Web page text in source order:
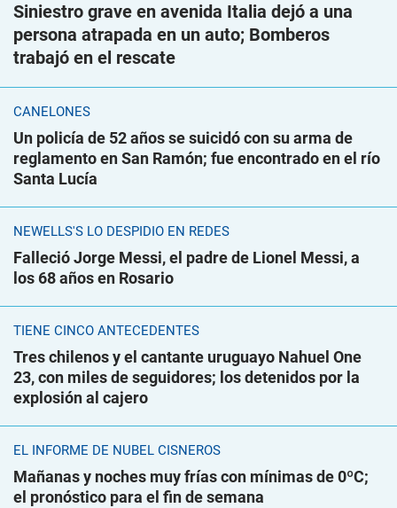
Siniestro grave en avenida Italia dejó a una
persona atrapada en un auto; Bomberos
trabajó en el rescate
CANELONES
Un policía de 52 años se suicidó con su arma de
reglamento en San Ramón; fue encontrado en el río
Santa Lucía
NEWELLS'S LO DESPIDIÓ EN REDES
Falleció Jorge Messi, el padre de Lionel Messi, a
los 68 años en Rosario
TIENE CINCO ANTECEDENTES
Tres chilenos y el cantante uruguayo Nahuel One
23, con miles de seguidores; los detenidos por la
explosión al cajero
EL INFORME DE NUBEL CISNEROS
Mañanas y noches muy frías con mínimas de 0ºC;
el pronóstico para el fin de semana